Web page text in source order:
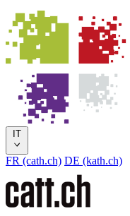
IT
FR (cath.ch) DE (kath.ch)